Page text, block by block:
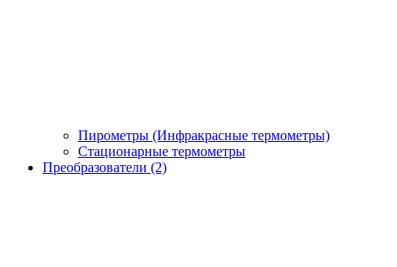
Пирометры (Инфракрасные термометры)
Стационарные термометры
Преобразователи (2)